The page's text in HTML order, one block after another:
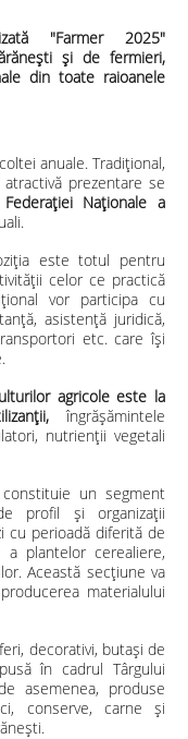
"Farmer 2025"
şi de fermieri,
din toate raioanele
anuale. Tradițional,
prezentare se
Federației Naționale a
este totul pentru
celor ce practică
vor participa cu
asistență juridică,
etc. care își
agricole este la
îngrăşămintele
nutrienţii vegetali
un segment
profil și organizații
cu perioadă diferită de
plantelor cerealiere,
Această secţiune va
materialului
decorativi, butaşi de
în cadrul Târgului
asemenea, produse
conserve, carne și